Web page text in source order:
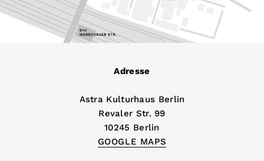
Adresse
Astra Kulturhaus Berlin
Revaler Str. 99
10245 Berlin
GOOGLE MAPS